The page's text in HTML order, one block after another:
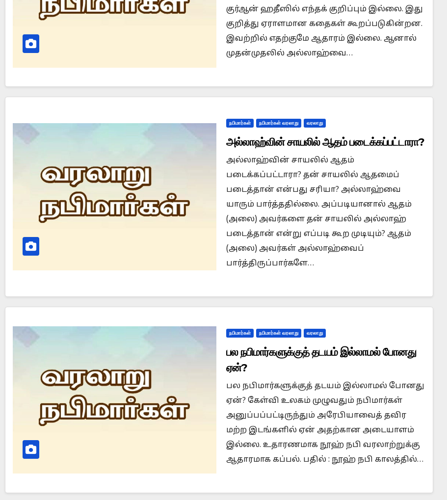
குர்ஆன் ஹதீஸில் எந்தக் குறிப்பும் இல்லை. இது
குறித்து ஏராளமான கதைகள் கூறப்படுகின்றன.
இவற்றில் எதற்குமே ஆதாரம் இல்லை. ஆனால்
முதன்முதலில் அல்லாஹ்வை…
நபிமார்கள் நபிமார்கள் வரலாறு வரலாறு
அல்லாஹ்வின் சாயலில் ஆதம் படைக்கப்பட்டாரா?
அல்லாஹ்வின் சாயலில் ஆதம்
படைக்கப்பட்டாரா? தன் சாயலில் ஆதமைப்
படைத்தான் என்பது சரியா? அல்லாஹ்வை
யாரும் பார்த்ததில்லை. அப்படியானால் ஆதம்
(அலை) அவர்களை தன் சாயலில் அல்லாஹ்
படைத்தான் என்று எப்படி கூற முடியும்? ஆதம்
(அலை) அவர்கள் அல்லாஹ்வைப்
பார்த்திருப்பார்களே…
நபிமார்கள் நபிமார்கள் வரலாறு வரலாறு
பல நபிமார்களுக்குத் தடயம் இல்லாமல் போனது
ஏன்?
பல நபிமார்களுக்குத் தடயம் இல்லாமல் போனது
ஏன்? கேள்வி உலகம் முழுவதும் நபிமார்கள்
அனுப்பப்பட்டிருந்தும் அரேபியாவைத் தவிர
மற்ற இடங்களில் ஏன் அதற்கான அடையாளம்
இல்லை. உதாரணமாக நூஹ் நபி வரலாற்றுக்கு
ஆதாரமாக கப்பல். பதில் : நூஹ் நபி காலத்தில்…